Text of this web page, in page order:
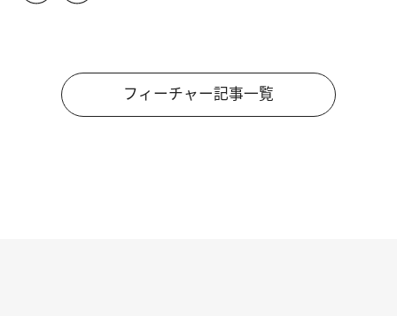
フィーチャー記事一覧